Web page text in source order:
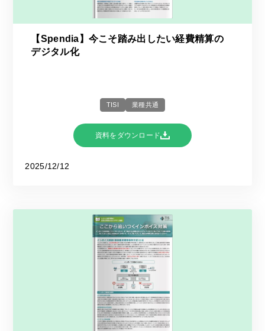
【Spendia】今こそ踏み出したい経費精算の
デジタル化
TISI 業種共通
資料をダウンロード
2025/12/12